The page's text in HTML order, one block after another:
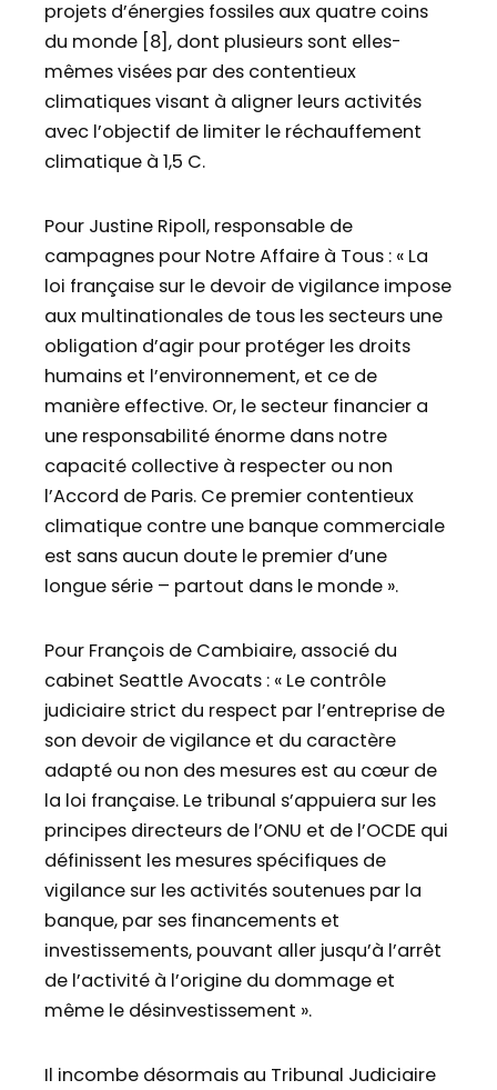
projets d’énergies fossiles aux quatre coins
du monde [8], dont plusieurs sont elles-
mêmes visées par des contentieux
climatiques visant à aligner leurs activités
avec l’objectif de limiter le réchauffement
climatique à 1,5 C.
Pour Justine Ripoll, responsable de
campagnes pour Notre Affaire à Tous : « La
loi française sur le devoir de vigilance impose
aux multinationales de tous les secteurs une
obligation d’agir pour protéger les droits
humains et l’environnement, et ce de
manière effective. Or, le secteur financier a
une responsabilité énorme dans notre
capacité collective à respecter ou non
l’Accord de Paris. Ce premier contentieux
climatique contre une banque commerciale
est sans aucun doute le premier d’une
longue série – partout dans le monde ».
Pour François de Cambiaire, associé du
cabinet Seattle Avocats : « Le contrôle
judiciaire strict du respect par l’entreprise de
son devoir de vigilance et du caractère
adapté ou non des mesures est au cœur de
la loi française. Le tribunal s’appuiera sur les
principes directeurs de l’ONU et de l’OCDE qui
définissent les mesures spécifiques de
vigilance sur les activités soutenues par la
banque, par ses financements et
investissements, pouvant aller jusqu’à l’arrêt
de l’activité à l’origine du dommage et
même le désinvestissement ».
Il incombe désormais au Tribunal Judiciaire